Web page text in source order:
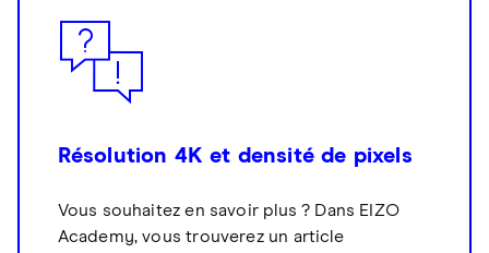
Résolution 4K et densité de pixels
Vous souhaitez en savoir plus ? Dans EIZO
Academy, vous trouverez un article